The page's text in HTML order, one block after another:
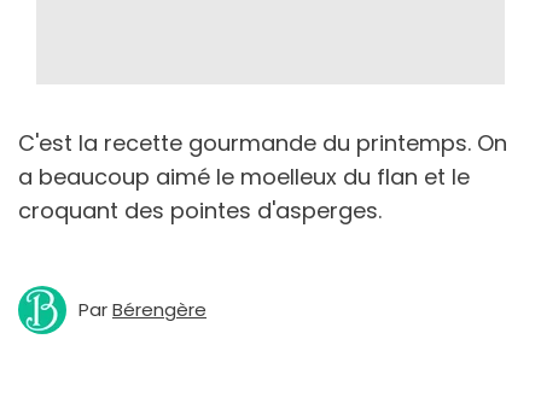
C'est la recette gourmande du printemps. On
a beaucoup aimé le moelleux du flan et le
croquant des pointes d'asperges.
ParBérengère